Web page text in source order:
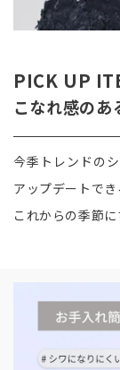
PICK UP
こなれ感のあ
今季トレンドの
アップデートでき
これからの季節